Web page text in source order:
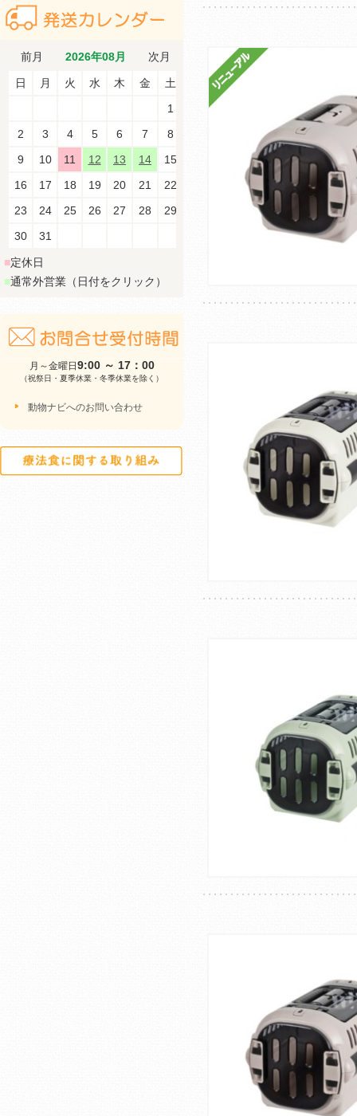
前月 次月
2026年08月
日 月 火 水 木 金
土
1
2
3 4 5 6 7
8
9
10 11 12 13 14
15
16
17 18 19 20 21
22
23
24 25 26 27 28
29
30
31
■定休日
■通常外営業（日付をクリック）
月～金曜日 9:00 ～ 17：00
（祝祭日・夏季休業・冬季休業を除く）
動物ナビへのお問い合わせ